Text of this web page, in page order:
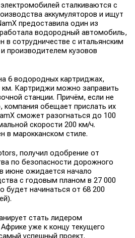
сталкиваются с
аккумуляторов и ищут
предоставила один из
водородный автомобиль,
в сотрудничестве с итальянским
производителем кузовов
6 водородных картриджах,
км. Картриджи можно заправить
станции. Причём, если не
компания обещает прислать их
сможет разогнаться до 100
скорости 200 км/ч.
в марокканском стиле.
получил одобрение от
по безопасности дорожного
июне ожидается начало
с годовым планом в 27 000
будет начинаться от 68 200
стать лидером
уже к концу текущего
успешный проект.